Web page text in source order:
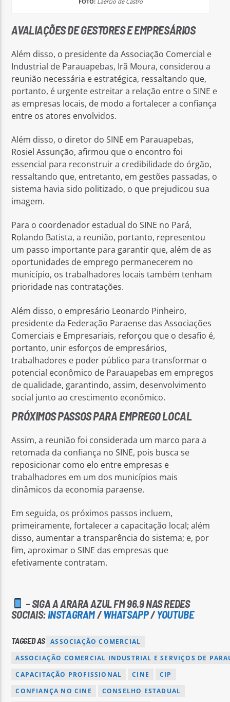
AVALIAÇÕES DE GESTORES E EMPRESÁRIOS
Além disso, o presidente da Associação Comercial e
Industrial de Parauapebas, Irã Moura, considerou a
reunião necessária e estratégica, ressaltando que,
portanto, é urgente estreitar a relação entre o SINE e
as empresas locais, de modo a fortalecer a confiança
entre os atores envolvidos.
Além disso, o diretor do SINE em Parauapebas,
Rosiel Assunção, afirmou que o encontro foi
essencial para reconstruir a credibilidade do órgão,
ressaltando que, entretanto, em gestões passadas, o
sistema havia sido politizado, o que prejudicou sua
imagem.
Para o coordenador estadual do SINE no Pará,
Rolando Batista, a reunião, portanto, representou
um passo importante para garantir que, além de as
oportunidades de emprego permanecerem no
município, os trabalhadores locais também tenham
prioridade nas contratações.
Além disso, o empresário Leonardo Pinheiro,
presidente da Federação Paraense das Associações
Comerciais e Empresariais, reforçou que o desafio é,
portanto, unir esforços de empresários,
trabalhadores e poder público para transformar o
potencial econômico de Parauapebas em empregos
de qualidade, garantindo, assim, desenvolvimento
social junto ao crescimento econômico.
PRÓXIMOS PASSOS PARA EMPREGO LOCAL
Assim, a reunião foi considerada um marco para a
retomada da confiança no SINE, pois busca se
reposicionar como elo entre empresas e
trabalhadores em um dos municípios mais
dinâmicos da economia paraense.
Em seguida, os próximos passos incluem,
primeiramente, fortalecer a capacitação local; além
disso, aumentar a transparência do sistema; e, por
fim, aproximar o SINE das empresas que
efetivamente contratam.
– SIGA A ARARA AZUL FM 96.9 NAS REDES
SOCIAIS: INSTAGRAM/WHATSAPP/YOUTUBE
TAGGED AS ASSOCIAÇÃO COMERCIAL
ASSOCIAÇÃO COMERCIAL INDUSTRIAL E SERVIÇOS DE
CAPACITAÇÃO PROFISSIONAL
CINE
CIP
CONFIANÇA NO CINE
CONSELHO ESTADUAL